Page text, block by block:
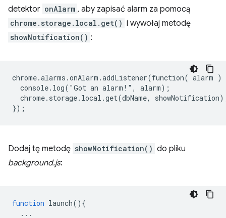
detektor onAlarm , aby zapisać alarm za pomocą
chrome.storage.local.get() i wywołaj metodę
showNotification() :
chrome.alarms.onAlarm.addListener(function( alarm
  console.log("Got an alarm!", alarm);
chrome.storage.local.get(dbName,
Dodaj tę metodę showNotification() do pliku
background.js:
function launch() {
...